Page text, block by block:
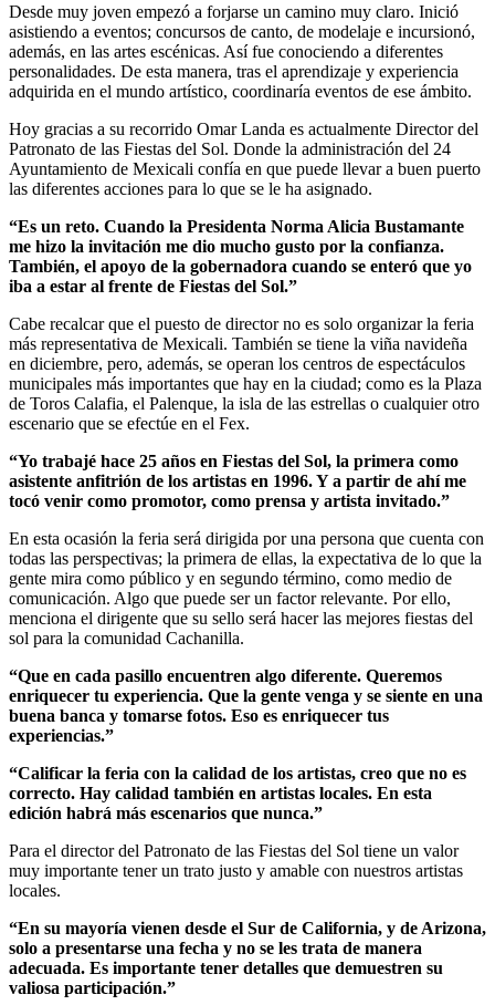
Desde muy joven empezó a forjarse un camino muy claro. Inició
asistiendo a eventos; concursos de canto, de modelaje e incursionó,
además, en las artes escénicas. Así fue conociendo a diferentes
personalidades. De esta manera, tras el aprendizaje y experiencia
adquirida en el mundo artístico, coordinaría eventos de ese ámbito.
Hoy gracias a su recorrido Omar Landa es actualmente Director del
Patronato de las Fiestas del Sol. Donde la administración del 24
Ayuntamiento de Mexicali confía en que puede llevar a buen puerto
las diferentes acciones para lo que se le ha asignado.
“Es un reto. Cuando la Presidenta Norma Alicia Bustamante
me hizo la invitación me dio mucho gusto por la confianza.
También, el apoyo de la gobernadora cuando se enteró que yo
iba a estar al frente de Fiestas del Sol.”
Cabe recalcar que el puesto de director no es solo organizar la feria
más representativa de Mexicali. También se tiene la viña navideña
en diciembre, pero, además, se operan los centros de espectáculos
municipales más importantes que hay en la ciudad; como es la Plaza
de Toros Calafia, el Palenque, la isla de las estrellas o cualquier otro
escenario que se efectúe en el Fex.
“Yo trabajé hace 25 años en Fiestas del Sol, la primera como
asistente anfitrión de los artistas en 1996. Y a partir de ahí me
tocó venir como promotor, como prensa y artista invitado.”
En esta ocasión la feria será dirigida por una persona que cuenta con
todas las perspectivas; la primera de ellas, la expectativa de lo que la
gente mira como público y en segundo término, como medio de
comunicación. Algo que puede ser un factor relevante. Por ello,
menciona el dirigente que su sello será hacer las mejores fiestas del
sol para la comunidad Cachanilla.
“Que en cada pasillo encuentren algo diferente. Queremos
enriquecer tu experiencia. Que la gente venga y se siente en una
buena banca y tomarse fotos. Eso es enriquecer tus
experiencias.”
“Calificar la feria con la calidad de los artistas, creo que no es
correcto. Hay calidad también en artistas locales. En esta
edición habrá más escenarios que nunca.”
Para el director del Patronato de las Fiestas del Sol tiene un valor
muy importante tener un trato justo y amable con nuestros artistas
locales.
“En su mayoría vienen desde el Sur de California, y de Arizona,
solo a presentarse una fecha y no se les trata de manera
adecuada. Es importante tener detalles que demuestren su
valiosa participación.”